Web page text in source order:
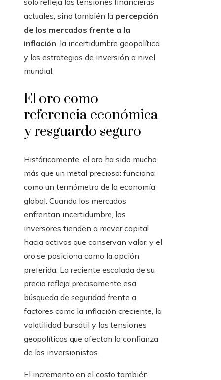
solo refleja las tensiones financieras
actuales, sino también la percepción
de los mercados frente a la
inflación, la incertidumbre geopolítica
y las estrategias de inversión a nivel
mundial.
El oro como
referencia económica
y resguardo seguro
Históricamente, el oro ha sido mucho
más que un metal precioso: funciona
como un termómetro de la economía
global. Cuando los mercados
enfrentan incertidumbre, los
inversores tienden a mover capital
hacia activos que conservan valor, y el
oro se posiciona como la opción
preferida. La reciente escalada de su
precio refleja precisamente esa
búsqueda de seguridad frente a
factores como la inflación creciente, la
volatilidad bursátil y las tensiones
geopolíticas que afectan la confianza
de los inversionistas.
El incremento en el costo también